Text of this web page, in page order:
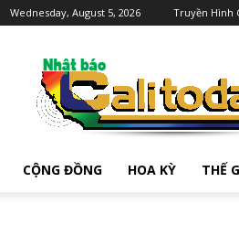
Wednesday, August 5, 2026 Truyền Hình
CỘNG ĐỒNG HOA KỲ THẾ